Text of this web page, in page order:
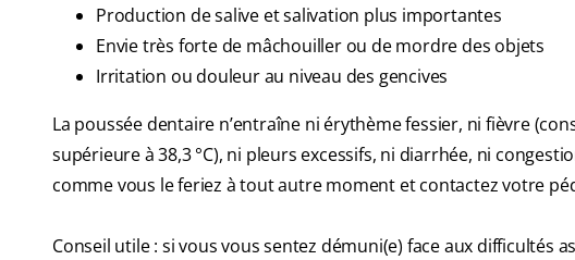
Production de salive et salivation plus importantes
Envie très forte de mâchouiller ou de mordre des objets
Irritation ou douleur au niveau des gencives
La poussée dentaire n’entraîne ni érythème fessier, ni fièvre
supérieure à 38,3 °C), ni pleurs excessifs, ni diarrhée, ni
comme vous le feriez à tout autre moment et contactez votre
Conseil utile : si vous vous sentez démuni(e) face aux difficultés